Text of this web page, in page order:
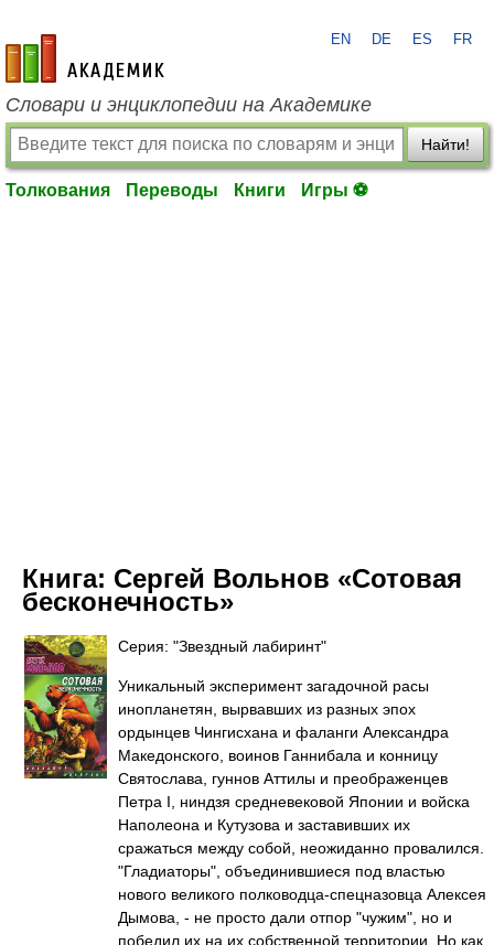
academic.ru
EN DE ES FR
Словари и энциклопедии на Академике
Найти!
Толкования Переводы Книги Игры ⚽
Книга: Сергей Вольнов «Сотовая
бесконечность»
Серия: "Звездный лабиринт"
Уникальный эксперимент загадочной расы
инопланетян, вырвавших из разных эпох
ордынцев Чингисхана и фаланги Александра
Македонского, воинов Ганнибала и конницу
Святослава, гуннов Аттилы и преображенцев
Петра I, ниндзя средневековой Японии и войска
Наполеона и Кутузова и заставивших их
сражаться между собой, неожиданно провалился.
"Гладиаторы", объединившиеся под властью
нового великого полководца-спецназовца Алексея
Дымова, - не просто дали отпор "чужим", но и
победил их на их собственной территории. Но как